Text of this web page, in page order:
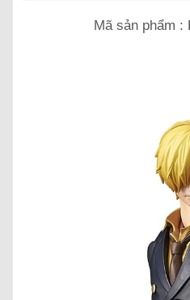
Mã sản phẩm :